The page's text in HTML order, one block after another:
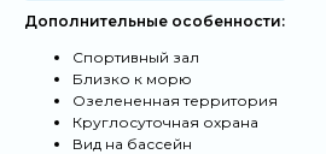
Дополнительные особенности:
Спортивный зал
Близко к морю
Озелененная территория
Круглосуточная охрана
Вид на бассейн